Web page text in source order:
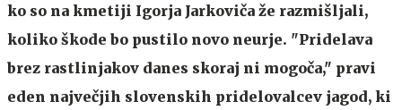
ko so na kmetiji Igorja Jarkoviča že razmišljali,
koliko škode bo pustilo novo neurje. "Pridelava
brez rastlinjakov danes skoraj ni mogoča," pravi
eden največjih slovenskih pridelovalcev jagod, ki